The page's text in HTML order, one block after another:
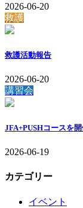
2026-06-20
救護
救護活動報告
2026-06-20
講習会
JFA+PUSHコースを
2026-06-19
カテゴリー
イベント